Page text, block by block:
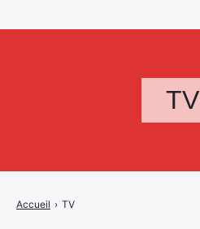
TV
Accueil › TV